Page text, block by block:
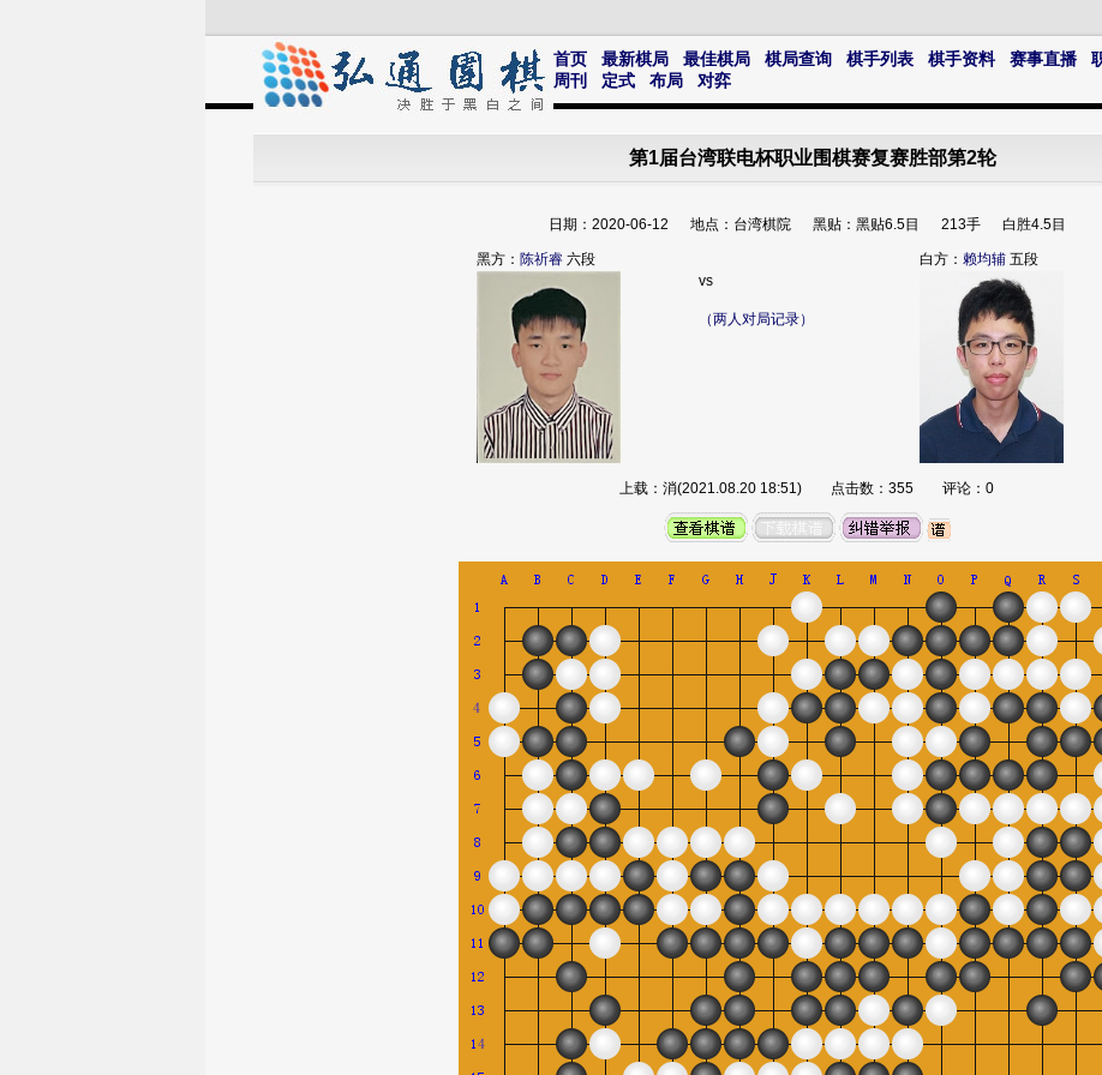
首页 最新棋局 最佳棋局 棋局查询 棋手列表 棋手资料 赛事直播
周刊
定式 布局 对弈
第1届台湾联电杯职业围棋赛复赛胜部第2轮
日期：2020-06-12 地点：台湾棋院 黑贴：黑贴6.5目 213手 白胜4.5目
黑方： 陈祈睿 六段 白方： 赖均辅 五段
vs
（两人对局记录）
上载：消(2021.08.20 18:51) 点击数：355 评论：0